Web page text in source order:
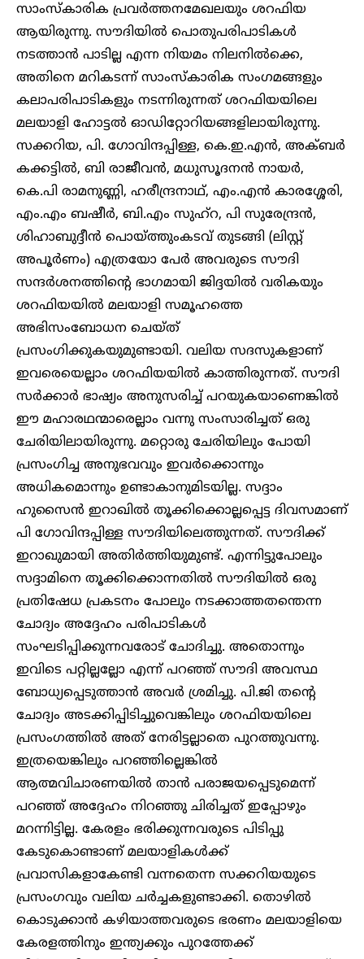
സാംസ്‌കാരിക പ്രവർത്തനമേഖലയും ശറഫിയ
ആയിരുന്നു. സൗദിയിൽ പൊതുപരിപാടികൾ
നടത്താൻ പാടില്ല എന്ന നിയമം നിലനിൽക്കെ,
അതിനെ മറികടന്ന് സാംസ്‌കാരിക സംഗമങ്ങളും
കലാപരിപാടികളും നടന്നിരുന്നത് ശറഫിയയിലെ
മലയാളി ഹോട്ടൽ ഓഡിറ്റോറിയങ്ങളിലായിരുന്നു.
സക്കറിയ, പി. ഗോവിന്ദപ്പിള്ള, കെ.ഇ.എൻ, അക്ബർ
കക്കട്ടിൽ, ബി രാജീവൻ, മധുസൂദനൻ നായർ,
കെ.പി രാമനുണ്ണി, ഹരീന്ദ്രനാഥ്, എം.എൻ കാരശ്ശേരി,
എം.എം ബഷീർ, ബി.എം സുഹ്‌റ, പി സുരേന്ദ്രൻ,
ശിഹാബുദ്ദീൻ പൊയ്ത്തുംകടവ് തുടങ്ങി (ലിസ്റ്റ്
അപൂർണം) എത്രയോ പേർ അവരുടെ സൗദി
സന്ദർശനത്തിന്റെ ഭാഗമായി ജിദ്ദയിൽ വരികയും
ശറഫിയയിൽ മലയാളി സമൂഹത്തെ
അഭിസംബോധന ചെയ്ത്
പ്രസംഗിക്കുകയുമുണ്ടായി. വലിയ സദസുകളാണ്
ഇവരെയെല്ലാം ശറഫിയയിൽ കാത്തിരുന്നത്. സൗദി
സർക്കാർ ഭാഷ്യം അനുസരിച്ച് പറയുകയാണെങ്കിൽ
ഈ മഹാരഥന്മാരെല്ലാം വന്നു സംസാരിച്ചത് ഒരു
ചേരിയിലായിരുന്നു. മറ്റൊരു ചേരിയിലും പോയി
പ്രസംഗിച്ച അനുഭവവും ഇവർക്കൊന്നും
അധികമൊന്നും ഉണ്ടാകാനുമിടയില്ല. സദ്ദാം
ഹുസൈൻ ഇറാഖിൽ തൂക്കിക്കൊല്ലപ്പെട്ട ദിവസമാണ്
പി ഗോവിന്ദപ്പിള്ള സൗദിയിലെത്തുന്നത്. സൗദിക്ക്
ഇറാഖുമായി അതിർത്തിയുമുണ്ട്. എന്നിട്ടുപോലും
സദ്ദാമിനെ തൂക്കിക്കൊന്നതിൽ സൗദിയിൽ ഒരു
പ്രതിഷേധ പ്രകടനം പോലും നടക്കാത്തതന്തെന്ന
ചോദ്യം അദ്ദേഹം പരിപാടികൾ
സംഘടിപ്പിക്കുന്നവരോട് ചോദിച്ചു. അതൊന്നും
ഇവിടെ പറ്റില്ലല്ലോ എന്ന് പറഞ്ഞ് സൗദി അവസ്ഥ
ബോധ്യപ്പെടുത്താൻ അവർ ശ്രമിച്ചു. പി.ജി തന്റെ
ചോദ്യം അടക്കിപ്പിടിച്ചുവെങ്കിലും ശറഫിയയിലെ
പ്രസംഗത്തിൽ അത് നേരിട്ടല്ലാതെ പുറത്തുവന്നു.
ഇത്രയെങ്കിലും പറഞ്ഞില്ലെങ്കിൽ
ആത്മവിചാരണയിൽ താൻ പരാജയപ്പെടുമെന്ന്
പറഞ്ഞ് അദ്ദേഹം നിറഞ്ഞു ചിരിച്ചത് ഇപ്പോഴും
മറന്നിട്ടില്ല. കേരളം ഭരിക്കുന്നവരുടെ പിടിപ്പു
കേടുകൊണ്ടാണ് മലയാളികൾക്ക്
പ്രവാസികളാകേണ്ടി വന്നതെന്ന സക്കറിയയുടെ
പ്രസംഗവും വലിയ ചർച്ചകളുണ്ടാക്കി. തൊഴിൽ
കൊടുക്കാൻ കഴിയാത്തവരുടെ ഭരണം മലയാളിയെ
കേരളത്തിനും ഇന്ത്യക്കും പുറത്തേക്ക്